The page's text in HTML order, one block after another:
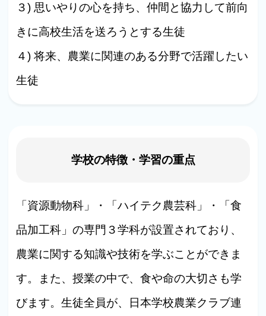
３) 思いやりの心を持ち、仲間と協力して前向
きに高校生活を送ろうとする生徒
４) 将来、農業に関連のある分野で活躍したい
生徒
学校の特徴・学習の重点
「資源動物科」・「ハイテク農芸科」・「食
品加工科」の専門３学科が設置されており、
農業に関する知識や技術を学ぶことができま
す。また、授業の中で、食や命の大切さも学
びます。生徒全員が、日本学校農業クラブ連